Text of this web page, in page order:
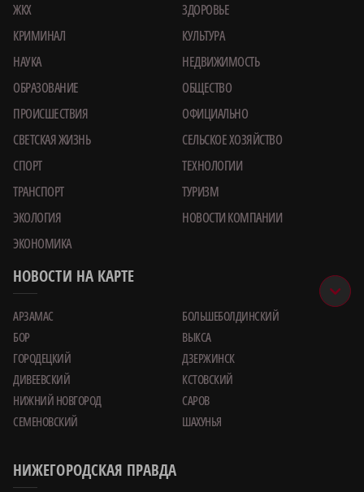
ЖКХ
ЗДОРОВЬЕ
КРИМИНАЛ
КУЛЬТУРА
НАУКА
НЕДВИЖИМОСТЬ
ОБРАЗОВАНИЕ
ОБЩЕСТВО
ПРОИСШЕСТВИЯ
ОФИЦИАЛЬНО
СВЕТСКАЯ ЖИЗНЬ
СЕЛЬСКОЕ ХОЗЯЙСТВО
СПОРТ
ТЕХНОЛОГИИ
ТРАНСПОРТ
ТУРИЗМ
ЭКОЛОГИЯ
НОВОСТИ КОМПАНИИ
ЭКОНОМИКА
НОВОСТИ НА КАРТЕ
АРЗАМАС
БОЛЬШЕБОЛДИНСКИЙ
БОР
ВЫКСА
ГОРОДЕЦКИЙ
ДЗЕРЖИНСК
ДИВЕЕВСКИЙ
КСТОВСКИЙ
НИЖНИЙ НОВГОРОД
САРОВ
СЕМЕНОВСКИЙ
ШАХУНЬЯ
НИЖЕГОРОДСКАЯ ПРАВДА